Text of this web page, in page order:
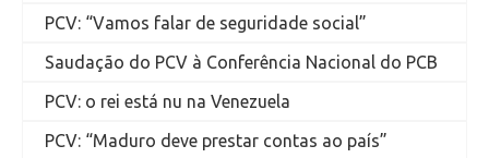
PCV: “Vamos falar de seguridade social”
Saudação do PCV à Conferência Nacional do PCB
PCV: o rei está nu na Venezuela
PCV: “Maduro deve prestar contas ao país”